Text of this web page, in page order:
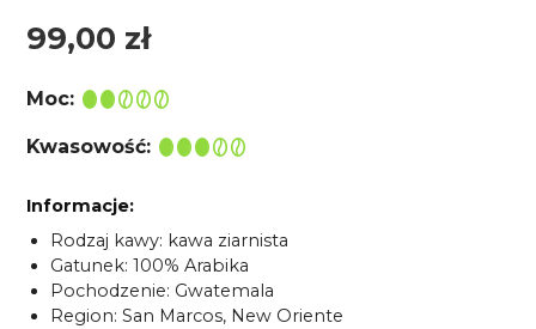
99,00 zł
Moc:
Kwasowość:
Informacje:
Rodzaj kawy: kawa ziarnista
Gatunek: 100% Arabika
Pochodzenie: Gwatemala
Region: San Marcos, New Oriente